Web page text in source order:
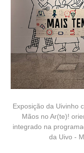
Exposição da Uivinho
Mãos no Ar(te)!
integrado na
da Uivo -